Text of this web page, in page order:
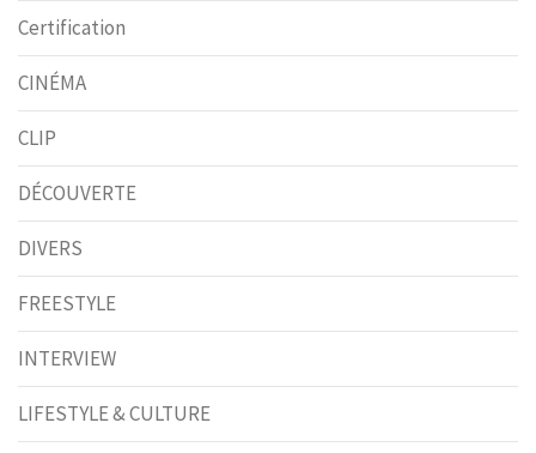
Certification
CINÉMA
CLIP
DÉCOUVERTE
DIVERS
FREESTYLE
INTERVIEW
LIFESTYLE & CULTURE